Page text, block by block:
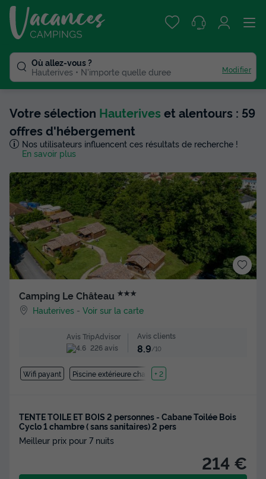
Où allez-vous ?
Hauterives
N'importe quelle duree Modifier
Votre sélection Hauterives et alentours : 59
offres d'hébergement
Nos utilisateurs influencent ces résultats de recherche !
En savoir plus
Camping Le Château ★★★
Hauterives -Voir sur la carte
Avis TripAdvisor
226 avis
Avis clients
8.9/10
Wifi payant Piscine extérieure chauffée
+ 2
TENTE TOILE ET BOIS 2 personnes - Cabane Toilée Bois
Cyclo 1 chambre ( sans sanitaires) 2 pers
Meilleur prix pour 7 nuits
214 €